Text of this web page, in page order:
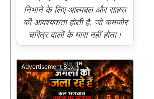
निभाने के लिए आत्मबल और साहस
की आवश्यकता होती है, जो कमजोर
चरित्र वालों के पास नहीं होता।
Advertisement Box